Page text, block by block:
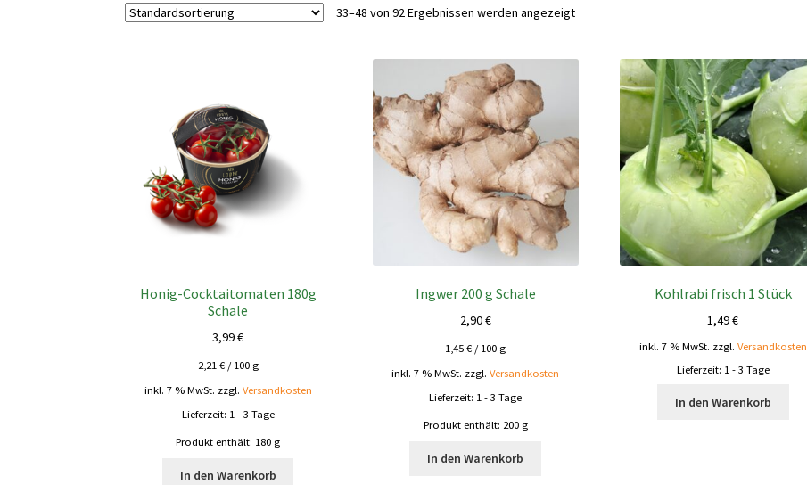
33–48 von 92 Ergebnissen werden angezeigt
Honig-Cocktaitomaten 180g
Schale
3,99€
2,21 €/ 100 g
inkl. 7 % MwSt. zzgl. Versandkosten
Lieferzeit: 1 - 3 Tage
Produkt enthält: 180 g
In den Warenkorb
Ingwer 200 g Schale
2,90€
1,45€ / 100 g
inkl. 7 % MwSt. zzgl.Versandkosten
Lieferzeit: 1 - 3 Tage
Produkt enthält: 200 g
In den Warenkorb
Kohlrabi frisch 1 Stück
1,49€
inkl. 7 % MwSt. zzgl. Versandkosten
Lieferzeit: 1 - 3 Tage
In den Warenkorb